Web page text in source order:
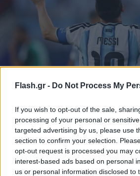
Flash.gr - Do Not Process My
If you wish to opt-out of the sale,
processing of your personal or
targeted advertising by us, please use
section to confirm your selection.
opt-out request is processed you may
interest-based ads based on personal
us or personal information disclosed to
Μουντιάλ: Η FIFA ανακοίνωσε
εντεκάδα της διοργάνωσης - Η
επιλογές
Η FIFA αποκάλυψε την κορυφαία
Ισπανία και Γαλλία να κυριαρχούν και
παρούσα.